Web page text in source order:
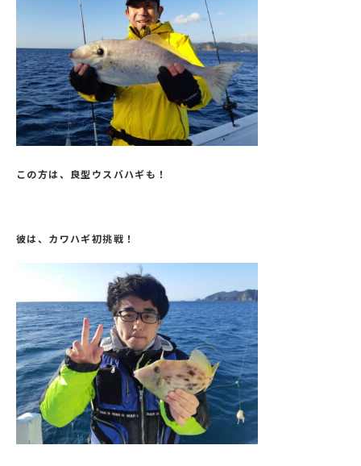
この方は、良型ウスバハギも！
彼は、カワハギ初挑戦！